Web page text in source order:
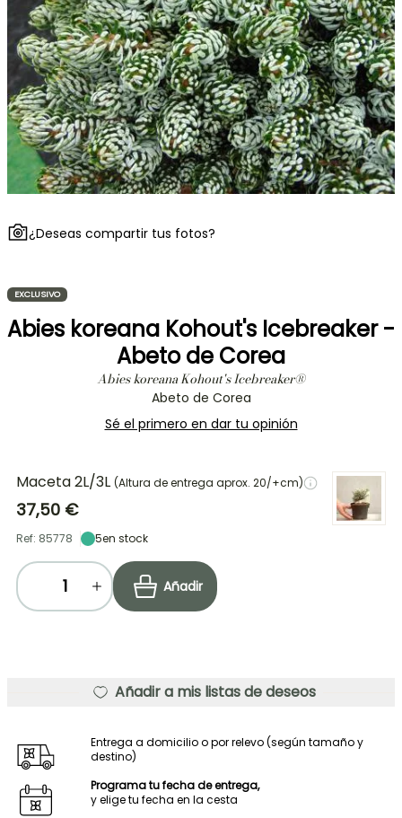
¿Deseas compartir tus fotos?
EXCLUSIVO
Abies koreana Kohout's Icebreaker -
Abeto de Corea
Abies koreana Kohout's Icebreaker®
Abeto de Corea
Sé el primero en dar tu opinión
Maceta 2L/3L (Altura de entrega aprox. 20/+cm)
37,50 €
Ref: 85778 5en stock
Añadir
Añadir a mis listas de deseos
Entrega a domicilio o por relevo (según tamaño y
destino)
Programa tu fecha de entrega,
y elige tu fecha en la cesta